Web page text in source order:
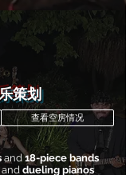
策划
查看空房情况
and18-piece bands
dueling pianos